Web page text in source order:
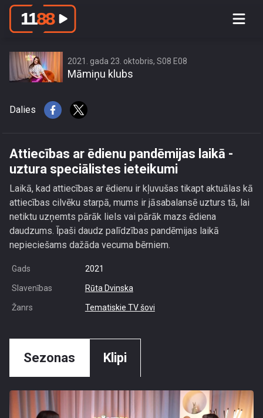
Attiecības ar ēdienu pandēmijas laikā -
2021. gada 23. oktobris, S08 E08
Māmiņu klubs
Dalies
Attiecības ar ēdienu pandēmijas laikā -
uztura speciālistes ieteikumi
Laikā, kad attiecības ar ēdienu ir kļuvušas tikapt aktuālas kā
attiecības cilvēku starpā, mums ir jāsabalansē uzturs tā, lai
netiktu uzņemts pārāk liels vai pārāk mazs ēdiena
daudzums. Īpaši daudz palīdzības pandēmijas laikā
nepieciešams dažāda vecuma bērniem.
Gads 2021
Slavenības Rūta Dvinska
Žanrs Tematiskie TV šovi
Sezonas Klipi